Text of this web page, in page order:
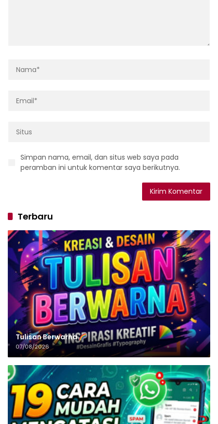
Simpan nama, email, dan situs web saya pada
peramban ini untuk komentar saya berikutnya.
Terbaru
Tulisan‌‌‌‌‌‌‌‌‌‌‌‌‌‌‌‌ Berwarna
07/08/2026